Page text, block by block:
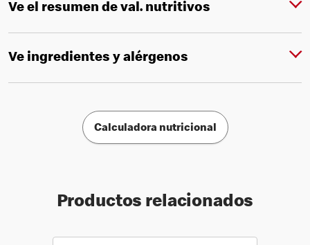
Ve el resumen de val. nutritivos
Ve ingredientes y alérgenos
Calculadora nutricional
Productos relacionados